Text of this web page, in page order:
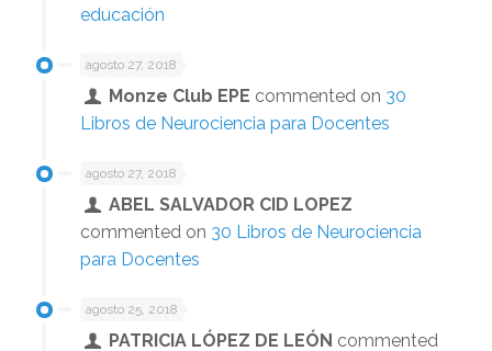
educación
agosto 27, 2018
Monze Club EPE commented on 30
Libros de Neurociencia para Docentes
agosto 27, 2018
ABEL SALVADOR CID LOPEZ
commented on 30 Libros de Neurociencia
para Docentes
agosto 25, 2018
PATRICIA LÓPEZ DE LEÓN commented